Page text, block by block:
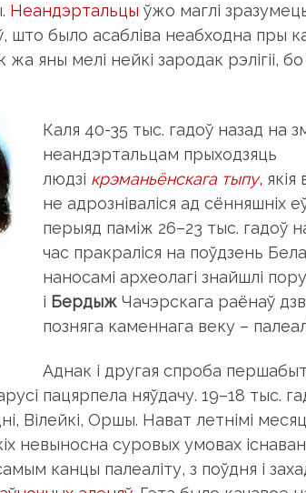
Неандэртальцы ўжо маглі
што было асабліва неабходна пры
жа яны мелі нейкі зародак рэлігіі,
Каля 40-35 тыс. гадоў назад на
неандэртальцам прыходзяць
людзі крэманьёнскага тыпу,
не адрозніваліся ад сённяшніх
перыяд паміж 26–23 тыс. гадоў
час пракраліся на поўдзень
наносамі археолагі знайшлі
і БeрдыжЧачэрскага раёнаў
позняга каменнага веку –
Аднак і другая спроба
пацярпела няўдачу. 19–18 тыс.
Вілейкі, Оршы. Нават летнімі
невыносна суровых умовах
канцы палеаліту, з поўдня і